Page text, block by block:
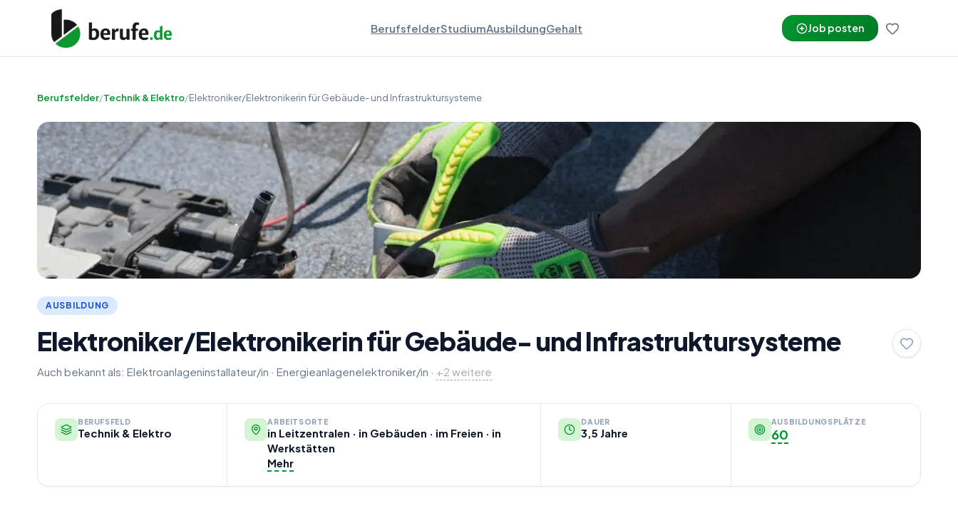
BerufsfelderStudiumAusbildungGehalt Job posten
Berufsfelder/Technik & Elektro/Elektroniker/Elektronikerin für Gebäude- und Infrastruktursysteme
AUSBILDUNG
Elektroniker/Elektronikerin für Gebäude- und Infrastruktursysteme
Auch bekannt als: Elektroanlageninstallateur/in · Energieanlagenelektroniker/in Elektrotechniker/in
Electronics technician (m/f) for building and infrastructure systems
· +2 weitere
BERUFSFELD
Technik & Elektro
ARBEITSORTE
in Leitzentralen · in Gebäuden · im Freien · in
Werkstätten
Mehr
DAUER
3,5 Jahre
AUSBILDUNGSPLÄTZE
60